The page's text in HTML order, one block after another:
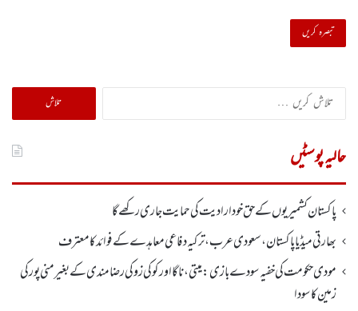
تلاش
کریں
حالیہ پوسٹیں
پاکستان کشمیریوں کے حق خودارادیت کی حمایت جاری رکھے گا
بھارتی میڈیا پاکستان، سعودی عرب، ترکیہ دفاعی معاہدے کے فوائد کا معترف
مودی حکومت کی خفیہ سودے بازی: میتی، ناگا اور کوکی زو کی رضامندی کے بغیر منی پور کی
زمین کا سودا